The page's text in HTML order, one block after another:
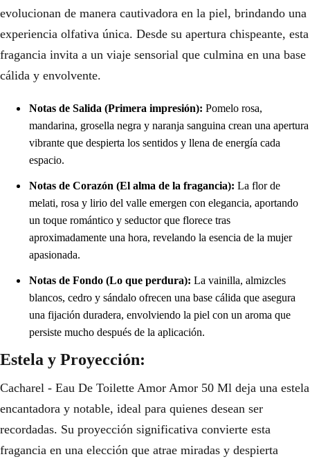
evolucionan de manera cautivadora en la piel, brindando una
experiencia olfativa única. Desde su apertura chispeante, esta
fragancia invita a un viaje sensorial que culmina en una base
cálida y envolvente.
Notas de Salida (Primera impresión): Pomelo rosa,
mandarina, grosella negra y naranja sanguina crean una apertura
vibrante que despierta los sentidos y llena de energía cada
espacio.
Notas de Corazón (El alma de la fragancia): La flor de
melati, rosa y lirio del valle emergen con elegancia, aportando
un toque romántico y seductor que florece tras
aproximadamente una hora, revelando la esencia de la mujer
apasionada.
Notas de Fondo (Lo que perdura): La vainilla, almizcles
blancos, cedro y sándalo ofrecen una base cálida que asegura
una fijación duradera, envolviendo la piel con un aroma que
persiste mucho después de la aplicación.
Estela y Proyección:
Cacharel - Eau De Toilette Amor Amor 50 Ml deja una estela
encantadora y notable, ideal para quienes desean ser
recordadas. Su proyección significativa convierte esta
fragancia en una elección que atrae miradas y despierta